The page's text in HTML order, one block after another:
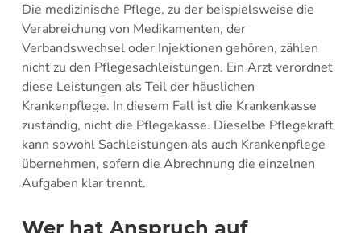
Die medizinische Pflege, zu der beispielsweise die
Verabreichung von Medikamenten, der
Verbandswechsel oder Injektionen gehören, zählen
nicht zu den Pflegesachleistungen. Ein Arzt verordnet
diese Leistungen als Teil der häuslichen
Krankenpflege. In diesem Fall ist die Krankenkasse
zuständig, nicht die Pflegekasse. Dieselbe Pflegekraft
kann sowohl Sachleistungen als auch Krankenpflege
übernehmen, sofern die Abrechnung die einzelnen
Aufgaben klar trennt.
Wer hat Anspruch auf